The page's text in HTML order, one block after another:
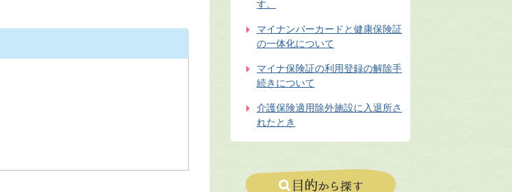
す。
マイナンバーカードと健康保険証
の一体化について
マイナ保険証の利用登録の解除手
続きについて
介護保険適用除外施設に入退所さ
れたとき